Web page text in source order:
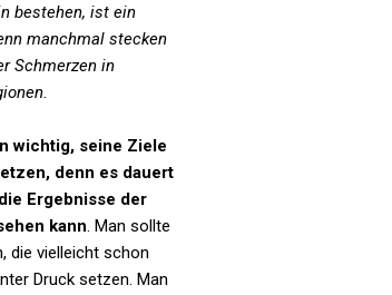
bestehen, ist ein
manchmal stecken
Schmerzen in
wichtig, seine Ziele
denn es dauert
Ergebnisse der
kann. Man sollte
die vielleicht schon
Druck setzen. Man